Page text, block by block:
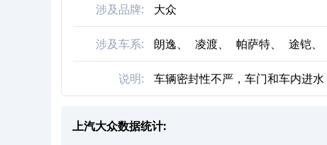
涉及品牌: 大众
涉及车系: 朗逸、 凌渡、 帕萨特、 途铠、
说明: 车辆密封性不严，车门和车内进水
上汽大众数据统计: